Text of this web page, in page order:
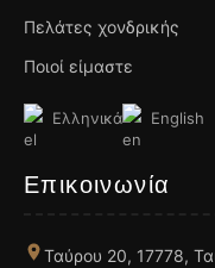
Πελάτες χονδρικής
Ποιοί είμαστε
Ελληνικά English
Επικοινωνία
Ταύρου 20, 17778,